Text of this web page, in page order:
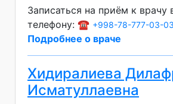
Записаться на приём к
телефону: ☎️ +998-78-777-03-03
Подробнее о враче
Хидиралиева
Исматуллаевна